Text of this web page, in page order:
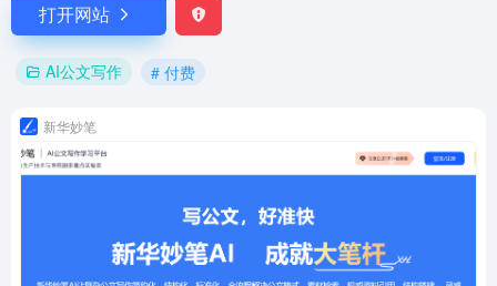
打开网站
AI公文写作 # 付费
新华妙笔